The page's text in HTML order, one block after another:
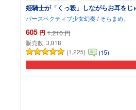
姫騎士が「くっ殺」しながらお耳を
パースペクティブ少女幻奏/ そらまめ。
605 円 1,210 円
販売数:3,018
(1,225)
(15)